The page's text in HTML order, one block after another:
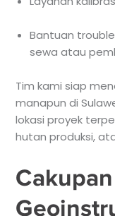
Bantuan
sewa atau
Tim kami siap
manapun di
lokasi proyek
hutan produksi,